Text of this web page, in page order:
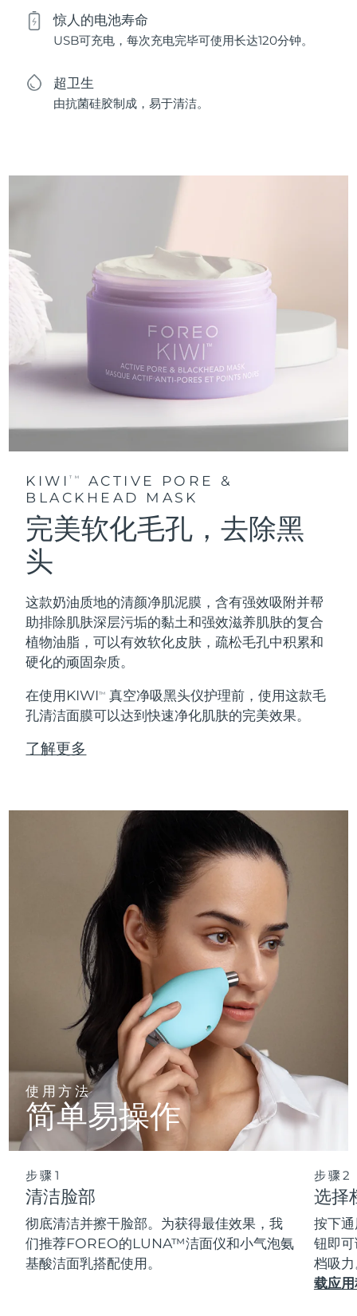
惊人的电池寿命
USB可充电，每次充电完毕可使用长达120分钟。
超卫生
由抗菌硅胶制成，易于清洁。
KIWITM
ACTIVE PORE &
BLACKHEAD MASK
完美软化毛孔，去除黑
头
这款奶油质地的清颜净肌泥膜，含有强效吸附并帮
助排除肌肤深层污垢的黏土和强效滋养肌肤的复合
植物油脂，可以有效软化皮肤，疏松毛孔中积累和
硬化的顽固杂质。
在使用KIWITM
真空净吸黑头仪护理前，使用这款毛
孔清洁面膜可以达到快速净化肌肤的完美效果。
了解更多
使用方法
简单易操作
步骤1
清洁脸部
彻底清洁并擦干脸部。为获得最佳效果，我
们推荐FOREO的LUNA™洁面仪和小气泡氨
基酸洁面乳搭配使用。
步骤2
选择
按下
钮即
档吸
载应